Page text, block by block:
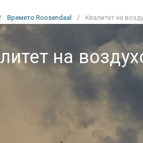
Времето Roosendaal / Квалитет на
на